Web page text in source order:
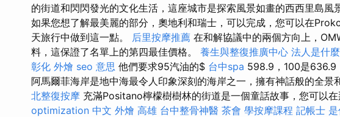
的街道和閃閃發光的文化生活，這座城市是探索風景如畫的西西里島風
如果您想了解最美麗的部分，奧地利和瑞士，可以完成，您可以在
天旅行中做到這一點。 后里按摩推薦 在和解協議中的兩個方向上，
料，這保證了名單上的第四最佳價格。 養生與整復推廣中心 法人是什
彰化 外燴 seo 意思 他們要求95汽油的$ 台中spa 598.9，100是636.9
阿馬爾菲海岸是地中海最令人印象深刻的海岸之一，擁有神話般的全景
北整復按摩 充滿Positano檸檬樹樹林的街道是一個童話故事，您可以
optimization 中文 外燴 高雄 台中整骨神醫 茶會 學按摩課程 記帳士 是